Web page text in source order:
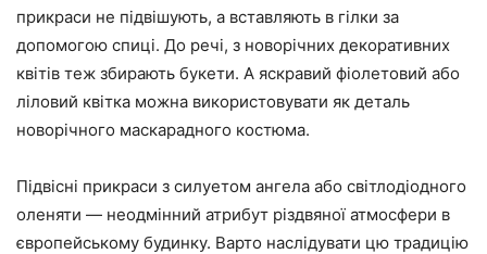
прикраси не підвішують, а вставляють в гілки за
допомогою спиці. До речі, з новорічних декоративних
квітів теж збирають букети. А яскравий фіолетовий або
ліловий квітка можна використовувати як деталь
новорічного маскарадного костюма.
Підвісні прикраси з силуетом ангела або світлодіодного
оленяти — неодмінний атрибут різдвяної атмосфери в
європейському будинку. Варто наслідувати цю традицію